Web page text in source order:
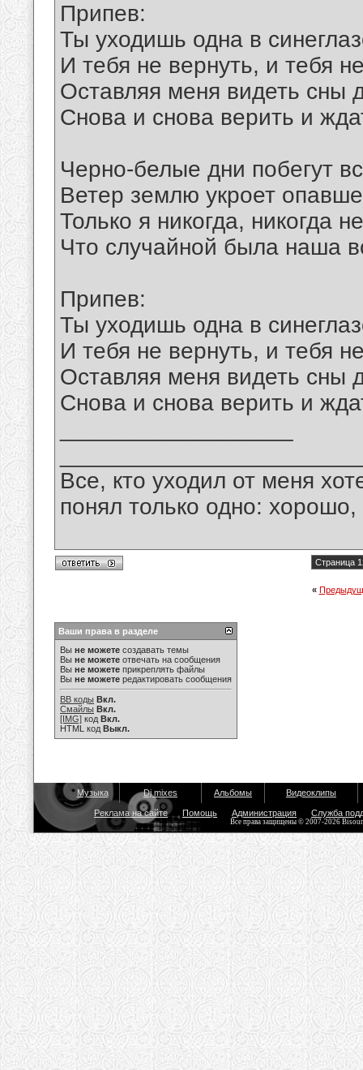
Припев:
Ты уходишь одна в
И тебя не вернуть, и тебя
Оставляя меня видеть сны
Снова и снова верить и
Черно-белые дни побегут
Ветер землю укроет
Только я никогда, никогда
Что случайной была наша
Припев:
Ты уходишь одна в
И тебя не вернуть, и тебя
Оставляя меня видеть сны
Снова и снова верить и
Все, кто уходил от меня
понял только одно:
Страница
«
Ваши права в разделе
Вы не можете создавать темы
Вы не можете отвечать на сообщения
Вы не можете прикреплять файлы
Вы не можете редактировать сообщения
BB коды Вкл.
Смайлы Вкл.
[IMG] код Вкл.
HTML код Выкл.
Музыка Dj mixes Альбомы Видеоклипы
Реклама на сайте Помощь Администрация Служба
Все права защищены © 2007-2026